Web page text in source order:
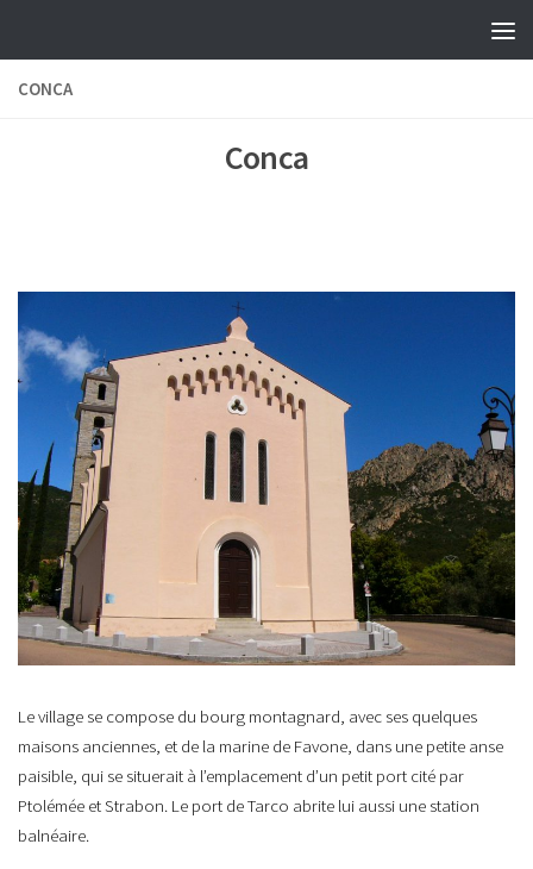
CONCA
Conca
Le village se compose du bourg montagnard, avec ses quelques
maisons anciennes, et de la marine de Favone, dans une petite anse
paisible, qui se situerait à l’emplacement d’un petit port cité par
Ptolémée et Strabon. Le port de Tarco abrite lui aussi une station
balnéaire.